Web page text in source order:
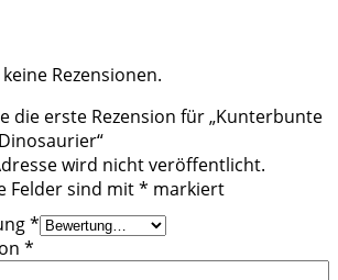
Rezensionen.
die erste Rezension für „Kunterbunte
wird nicht veröffentlicht.
Felder sind mit* markiert
*
*